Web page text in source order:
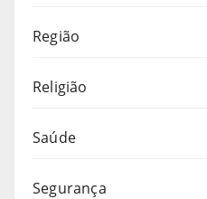
Região
Religião
Saúde
Segurança